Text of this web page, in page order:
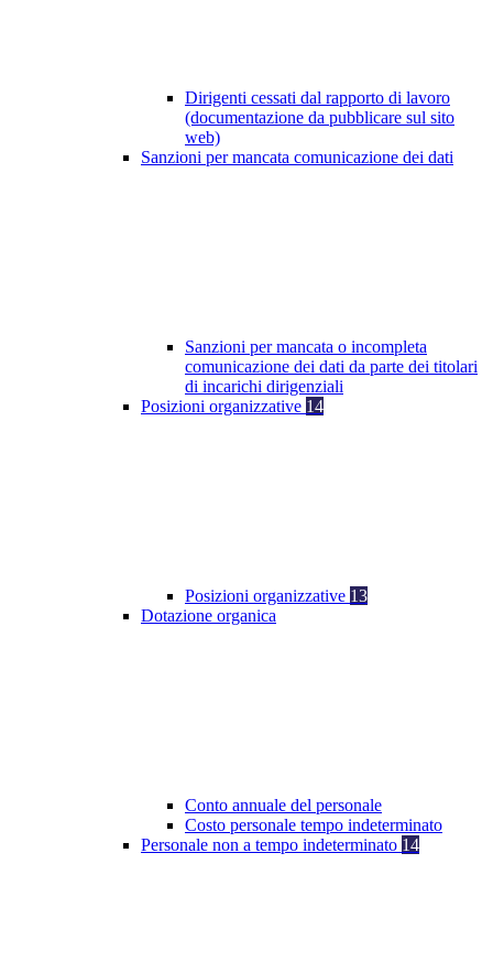
Dirigenti cessati dal rapporto di lavoro
(documentazione da pubblicare sul sito
web)
Sanzioni per mancata comunicazione dei dati
Sanzioni per mancata o incompleta
comunicazione dei dati da parte dei titolari
di incarichi dirigenziali
Posizioni organizzative 14
Posizioni organizzative 13
Dotazione organica
Conto annuale del personale
Costo personale tempo indeterminato
Personale non a tempo indeterminato 14